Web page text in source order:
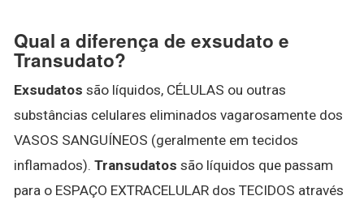
Qual a diferença de exsudato e
Transudato?
Exsudatos são líquidos, CÉLULAS ou outras
substâncias celulares eliminados vagarosamente dos
VASOS SANGUÍNEOS (geralmente em tecidos
inflamados). Transudatos são líquidos que passam
para o ESPAÇO EXTRACELULAR dos TECIDOS através